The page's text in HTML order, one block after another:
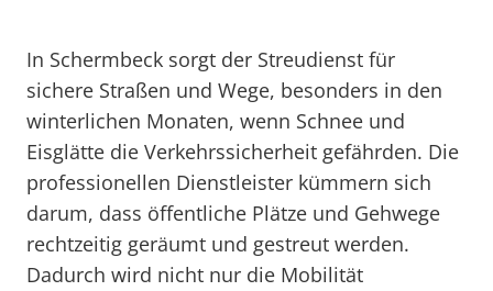
In Schermbeck sorgt der Streudienst für
sichere Straßen und Wege, besonders in den
winterlichen Monaten, wenn Schnee und
Eisglätte die Verkehrssicherheit gefährden. Die
professionellen Dienstleister kümmern sich
darum, dass öffentliche Plätze und Gehwege
rechtzeitig geräumt und gestreut werden.
Dadurch wird nicht nur die Mobilität